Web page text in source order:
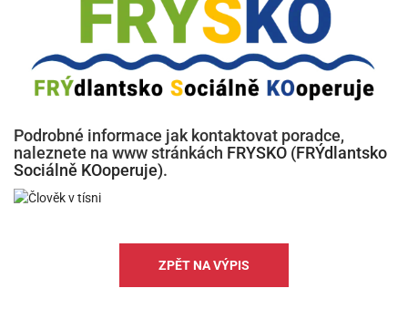
Podrobné informace jak kontaktovat poradce,
naleznete na www stránkách FRYSKO (FRÝdlantsko
Sociálně KOoperuje).
ZPĚT NA VÝPIS